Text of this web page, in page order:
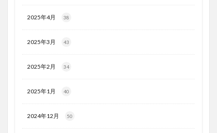
2025年4月 38
2025年3月 43
2025年2月 34
2025年1月 40
2024年12月 50